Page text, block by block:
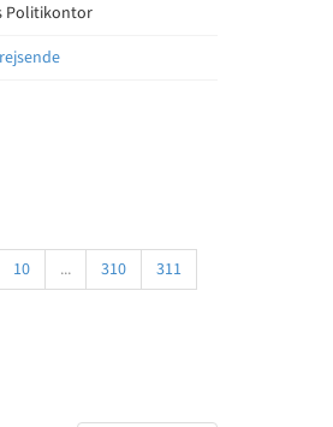
Politikontor
10 ... 310
311